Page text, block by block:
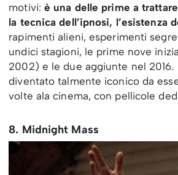
motivi:è una delle prime a
la tecnica dell’ipnosi, l’esistenza
rapimenti alieni, esperimenti
undici stagioni, le prime nove
2002) e le due aggiunte nel 2016.
diventato talmente iconico da
volte ala cinema, con pellicole
8. Midnight Mass